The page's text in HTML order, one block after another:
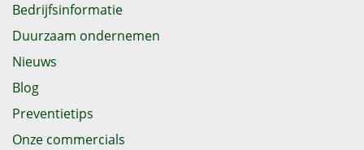
Bedrijfsinformatie
Duurzaam ondernemen
Nieuws
Blog
Preventietips
Onze commercials